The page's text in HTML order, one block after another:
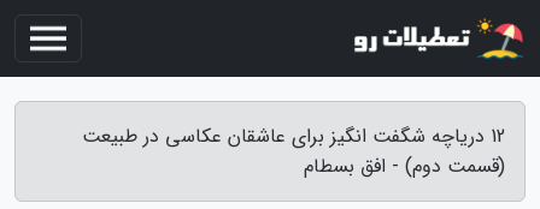
12 دریاچه شگفت انگیز برای عاشقان عکاسی در طبیعت
(قسمت دوم) - افق بسطام